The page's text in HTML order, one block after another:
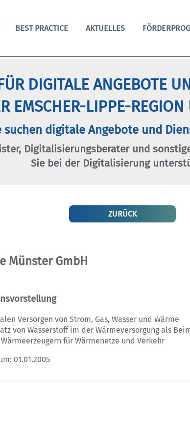
BEST PRACTICE AKTUELLES
DIGITALE ANGEBOTE
EMSCHER-LIPPE-
suchen digitale Angebote und
Digitalisierungsberater und
Sie bei der Digitalisierung
ZURÜCK
Münster GmbH
Versorgen von Strom, Gas, Wasser und Wärme
von Wasserstoff im der Wärmeversorgung als
für Wärmenetze und Verkehr
01.01.2005